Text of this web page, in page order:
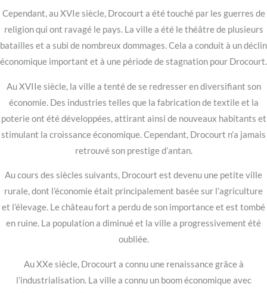
Cependant, au XVIe siècle, Drocourt a été touché par les guerres de
religion qui ont ravagé le pays. La ville a été le théâtre de plusieurs
batailles et a subi de nombreux dommages. Cela a conduit à un déclin
économique important et à une période de stagnation pour Drocourt.
Au XVIIe siècle, la ville a tenté de se redresser en diversifiant son
économie. Des industries telles que la fabrication de textile et la
poterie ont été développées, attirant ainsi de nouveaux habitants et
stimulant la croissance économique. Cependant, Drocourt n’a jamais
retrouvé son prestige d’antan.
Au cours des siècles suivants, Drocourt est devenu une petite ville
rurale, dont l’économie était principalement basée sur l’agriculture
et l’élevage. Le château fort a perdu de son importance et est tombé
en ruine. La population a diminué et la ville a progressivement été
oubliée.
Au XXe siècle, Drocourt a connu une renaissance grâce à
l’industrialisation. La ville a connu un boom économique avec